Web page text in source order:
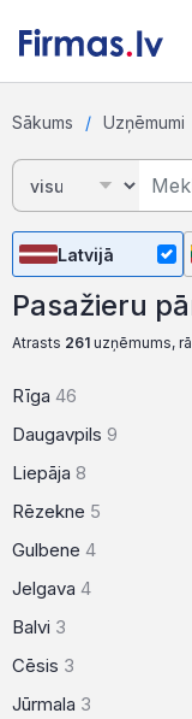
Sākums Uzņēmumi
Latvijā
Pasažieru
Atrasts 261 uzņēmums,
Rīga 46
Daugavpils 9
Liepāja 8
Rēzekne 5
Gulbene 4
Jelgava 4
Balvi 3
Cēsis 3
Jūrmala 3